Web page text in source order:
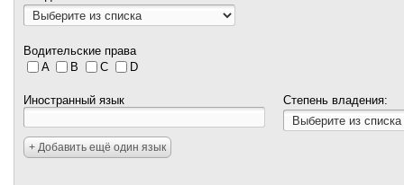
Водительские права
A
B C D
Иностранный язык Степень владения:
+ Добавить ещё один язык